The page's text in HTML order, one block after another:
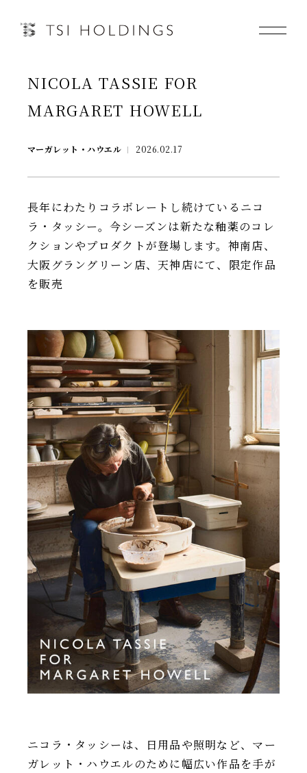
Information
Brand News
Our Purpose
Sustainability
IR情報
TSIトピックス
Foreign Investor
採用情報
お問い合わせ
NICOLA TASSIE FOR
MARGARET HOWELL
マーガレット・ハウエル 2026.02.17
長年にわたりコラボレートし続けているニコ
ラ・タッシー。今シーズンは新たな釉薬のコレ
クションやプロダクトが登場します。神南店、
大阪グラングリーン店、天神店にて、限定作品
を販売
ニコラ・タッシーは、日用品や照明など、マー
ガレット・ハウエルのために幅広い作品を手が